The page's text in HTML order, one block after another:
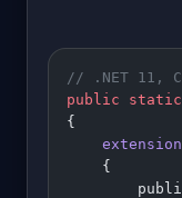
// .NET 11,
public static
{
    extension
    {